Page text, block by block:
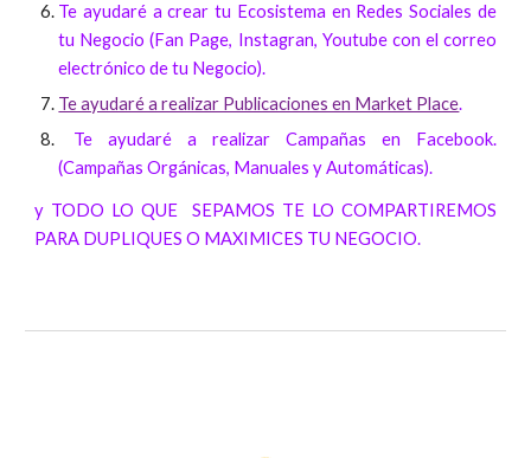
Te ayudaré a crear tu Ecosistema en Redes Sociales de
tu Negocio (Fan Page, Instagran, Youtube con el correo
electrónico de tu Negocio).
Te ayudaré a realizar Publicaciones en Market Place.
Te ayudaré a realizar Campañas en Facebook.
(Campañas Orgánicas, Manuales y Automáticas).
y TODO LO QUE SEPAMOS TE LO COMPARTIREMOS
PARA DUPLIQUES O MAXIMICES TU NEGOCIO.